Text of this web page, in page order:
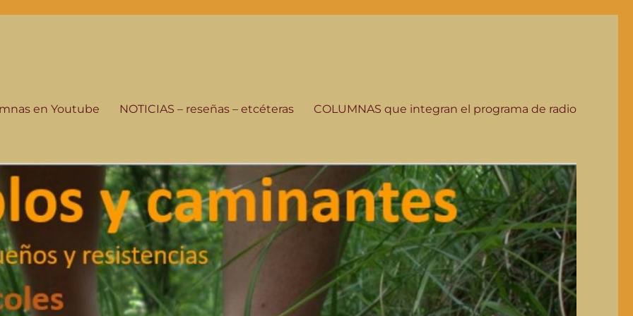
en Youtube NOTICIAS – reseñas – etcéteras COLUMNAS que integran el programa de radio